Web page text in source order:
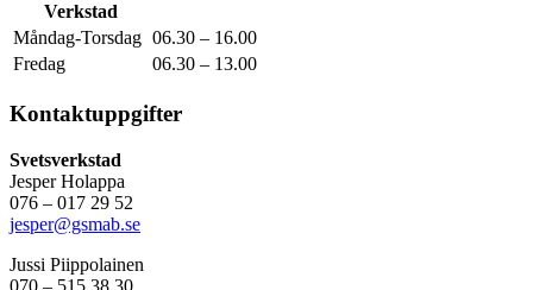
Verkstad
Måndag-Torsdag 06.30 – 16.00
Fredag
06.30 – 13.00
Kontaktuppgifter
Svetsverkstad
Jesper Holappa
076 – 017 29 52
jesper@gsmab.se
Jussi Piippolainen
070 – 515 38 30